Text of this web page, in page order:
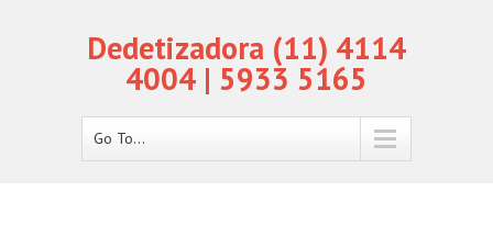
Dedetizadora (11) 4114
4004 | 5933 5165
Go To...